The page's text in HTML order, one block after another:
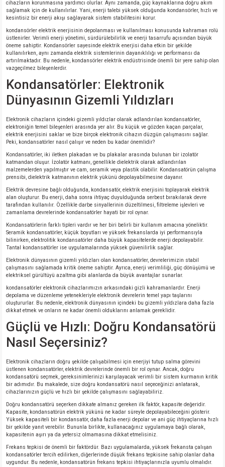
cihazların korunmasına yardımcı olurlar. Aynı zamanda, güç kaynaklarına doğru akım
sağlamak için de kullanılırlar. Yani, enerji talebi yüksek olduğunda kondansörler, hızlı ve
kesintisiz bir enerji akışı sağlayarak sistem stabilitesini korur.
kondansörler elektrik enerjisinin depolanması ve kullanılması konusunda kahraman rolü
üstlenirler. Verimli enerji yönetimi, sürdürülebilirlik ve enerji tasarrufu açısından büyük
öneme sahiptir. Kondansörler sayesinde elektrik enerjisi daha etkin bir şekilde
kullanılırken, aynı zamanda elektrik sistemlerinin dayanıklılığı ve performansı da
artırılmaktadır. Bu nedenle, kondansörler elektrik endüstrisinde önemli bir yere sahip olan
vazgeçilmez bileşenlerdir.
Kondansatörler: Elektronik
Dünyasının Gizemli Yıldızları
Elektronik cihazların içindeki gizemli yıldızlar olarak adlandırılan kondansatörler,
elektroniğin temel bileşenleri arasında yer alır. Bu küçük ve gözden kaçan parçalar,
elektrik enerjisini saklar ve bize birçok elektronik cihazın düzgün çalışmasını sağlar.
Peki, kondansatörler nasıl çalışır ve neden bu kadar önemlidir?
Kondansatörler, iki iletken plakadan ve bu plakalar arasında bulunan bir izolatör
katmandan oluşur. İzolatör katmanı, genellikle dielektrik olarak adlandırılan
malzemelerden yapılmıştır ve cam, seramik veya plastik olabilir. Kondansatörün çalışma
prensibi, dielektrik katmanının elektrik yükünü depolayabilmesine dayanır.
Elektrik devresine bağlı olduğunda, kondansatör, elektrik enerjisini toplayarak elektrik
alan oluşturur. Bu enerji, daha sonra ihtiyaç duyulduğunda serbest bırakılarak devre
tarafından kullanılır. Özellikle darbe sinyallerinin düzeltilmesi, filtreleme işlevleri ve
zamanlama devrelerinde kondansatörler hayati bir rol oynar.
Kondansatörlerin farklı tipleri vardır ve her biri belirli bir kullanım amacına yöneliktir.
Seramik kondansatörler, küçük boyutları ve yüksek frekanslarda iyi performansıyla
bilinirken, elektrolitik kondansatörler daha büyük kapasitelerde enerji depolayabilir.
Tantal kondansatörler ise uygulamalarında yüksek güvenilirlik sağlar.
Elektronik dünyasının gizemli yıldızları olan kondansatörler, devrelerimizin stabil
çalışmasını sağlamada kritik öneme sahiptir. Ayrıca, enerji verimliliği, güç dönüşümü ve
elektriksel gürültüyü azaltma gibi alanlarda da büyük avantajlar sunarlar.
kondansatörler elektronik cihazlarımızın arkasındaki gizli kahramanlardır. Enerji
depolama ve düzenleme yetenekleriyle elektronik devrelerin temel yapı taşlarını
oluştururlar. Bu nedenle, elektronik dünyasının içindeki bu gizemli yıldızlara daha fazla
dikkat etmek ve onların ne kadar önemli olduklarını anlamak gereklidir.
Güçlü ve Hızlı: Doğru Kondansatörü
Nasıl Seçersiniz?
Elektronik cihazların doğru şekilde çalışabilmesi için enerjiyi tutup salma görevini
üstlenen kondansatörler, elektrik devrelerinde önemli bir rol oynar. Ancak, doğru
kondansatörü seçmek, gereksinimlerinizi karşılayacak verimli bir sistem kurmanın kritik
bir adımıdır. Bu makalede, size doğru kondansatörü nasıl seçeceğinizi anlatarak,
cihazlarınızın güçlü ve hızlı bir şekilde çalışmasını sağlayabiliriz.
Doğru kondansatörü seçerken dikkate almanız gereken ilk faktör, kapasite değeridir.
Kapasite, kondansatörün elektrik yükünü ne kadar süreyle depolayabileceğini gösterir.
Yüksek kapasiteli bir kondansatör, daha fazla enerji depolar ve ani güç ihtiyaçlarına hızlı
bir şekilde yanıt verebilir. Bununla birlikte, kullanacağınız uygulamaya bağlı olarak,
kapasitenin aşırı ya da yetersiz olmamasına dikkat etmelisiniz.
Frekans tepkisi de önemli bir faktördür. Bazı uygulamalarda, yüksek frekansta çalışan
kondansatörler tercih edilirken, diğerlerinde düşük frekans tepkisine sahip olanlar daha
uygundur. Bu nedenle, kondansatörün frekans tepkisi ihtiyaçlarınızla uyumlu olmalıdır.